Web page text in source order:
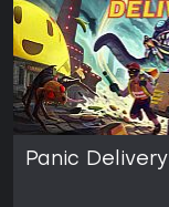
Panic Delivery